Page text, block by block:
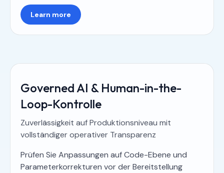
Learn more
Governed AI & Human-in-the-
Loop-Kontrolle
Zuverlässigkeit auf Produktionsniveau mit
vollständiger operativer Transparenz
Prüfen Sie Anpassungen auf Code-Ebene und
Parameterkorrekturen vor der Bereitstellung